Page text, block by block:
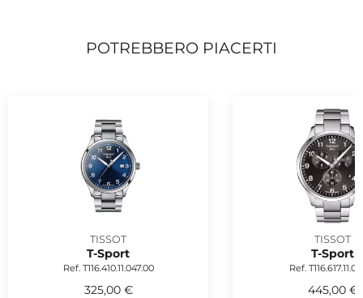
POTREBBERO PIACERTI
TISSOT
T-Sport
Ref. T116.410.11.047.00
325,00 €
TISSOT
T-Sport
Ref.
445,00 €